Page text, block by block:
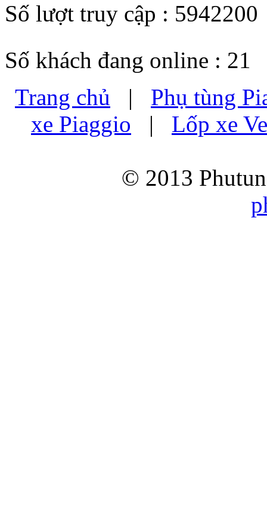
Số lượt truy cập : 5942200
Số khách đang online : 21
Trang chủ | Phụ tùng
xe Piaggio | Lốp xe
© 2013